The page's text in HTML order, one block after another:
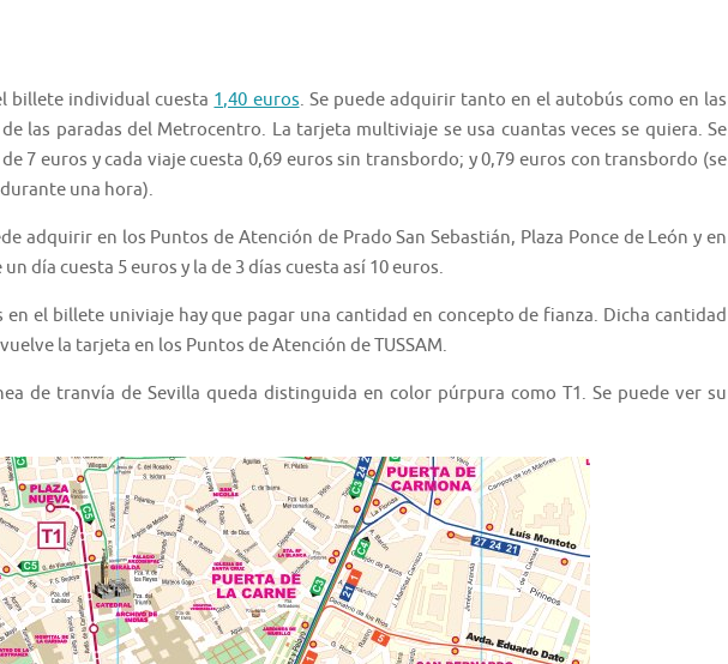
billete individual cuesta 1,40 euros. Se puede adquirir tanto en el autobús como en las
las paradas del Metrocentro. La tarjeta multiviaje se usa cuantas veces se quiera. Se
7 euros y cada viaje cuesta 0,69 euros sin transbordo; y 0,79 euros con transbordo (se
una hora).
adquirir en los Puntos de Atención de Prado San Sebastián, Plaza Ponce de León y en
día cuesta 5 euros y la de 3 días cuesta así 10 euros.
en el billete univiaje hay que pagar una cantidad en concepto de fianza. Dicha cantidad
la tarjeta en los Puntos de Atención de TUSSAM.
de tranvía de Sevilla queda distinguida en color púrpura como T1. Se puede ver su